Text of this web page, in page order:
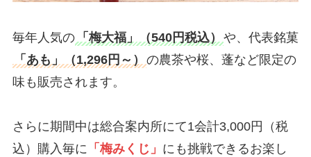
毎年人気の 「梅大福」（540円税込）
や、代表銘菓
「あも」（1,296円～）
の農茶や桜、蓬など限定の
味も販売されます。
さらに期間中は総合案内所にて1会計3,000円（税
込）購入毎に 「梅みくじ」 にも挑戦できるお楽し